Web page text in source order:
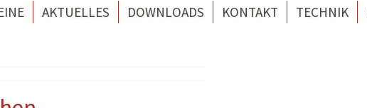
AKTUELLES DOWNLOADS KONTAKT TECHNIK